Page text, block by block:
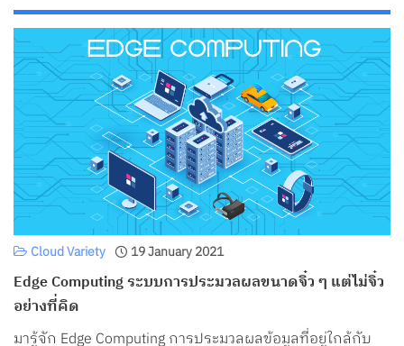
19 January 2021
Cloud Variety
Edge Computing ระบบการประมวลผลขนาดจิ๋ว ๆ แต่ไม่จิ๋ว
อย่างที่คิด
มารู้จัก Edge Computing การประมวลผลข้อมูลที่อยู่ใกล้กับ